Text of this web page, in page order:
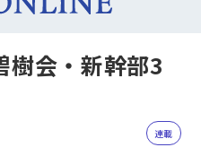
樹会・新幹部3
連載